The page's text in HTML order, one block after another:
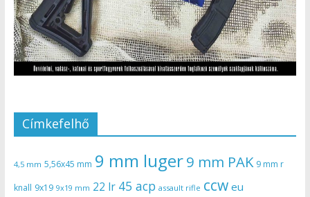
Címkefelhő
4,5 mm 5,56x45 mm 9 mm luger9 mm PAK 9 mm r
knall 9x19 9x19 mm 22 lr 45 acp assault rifle ccw eu